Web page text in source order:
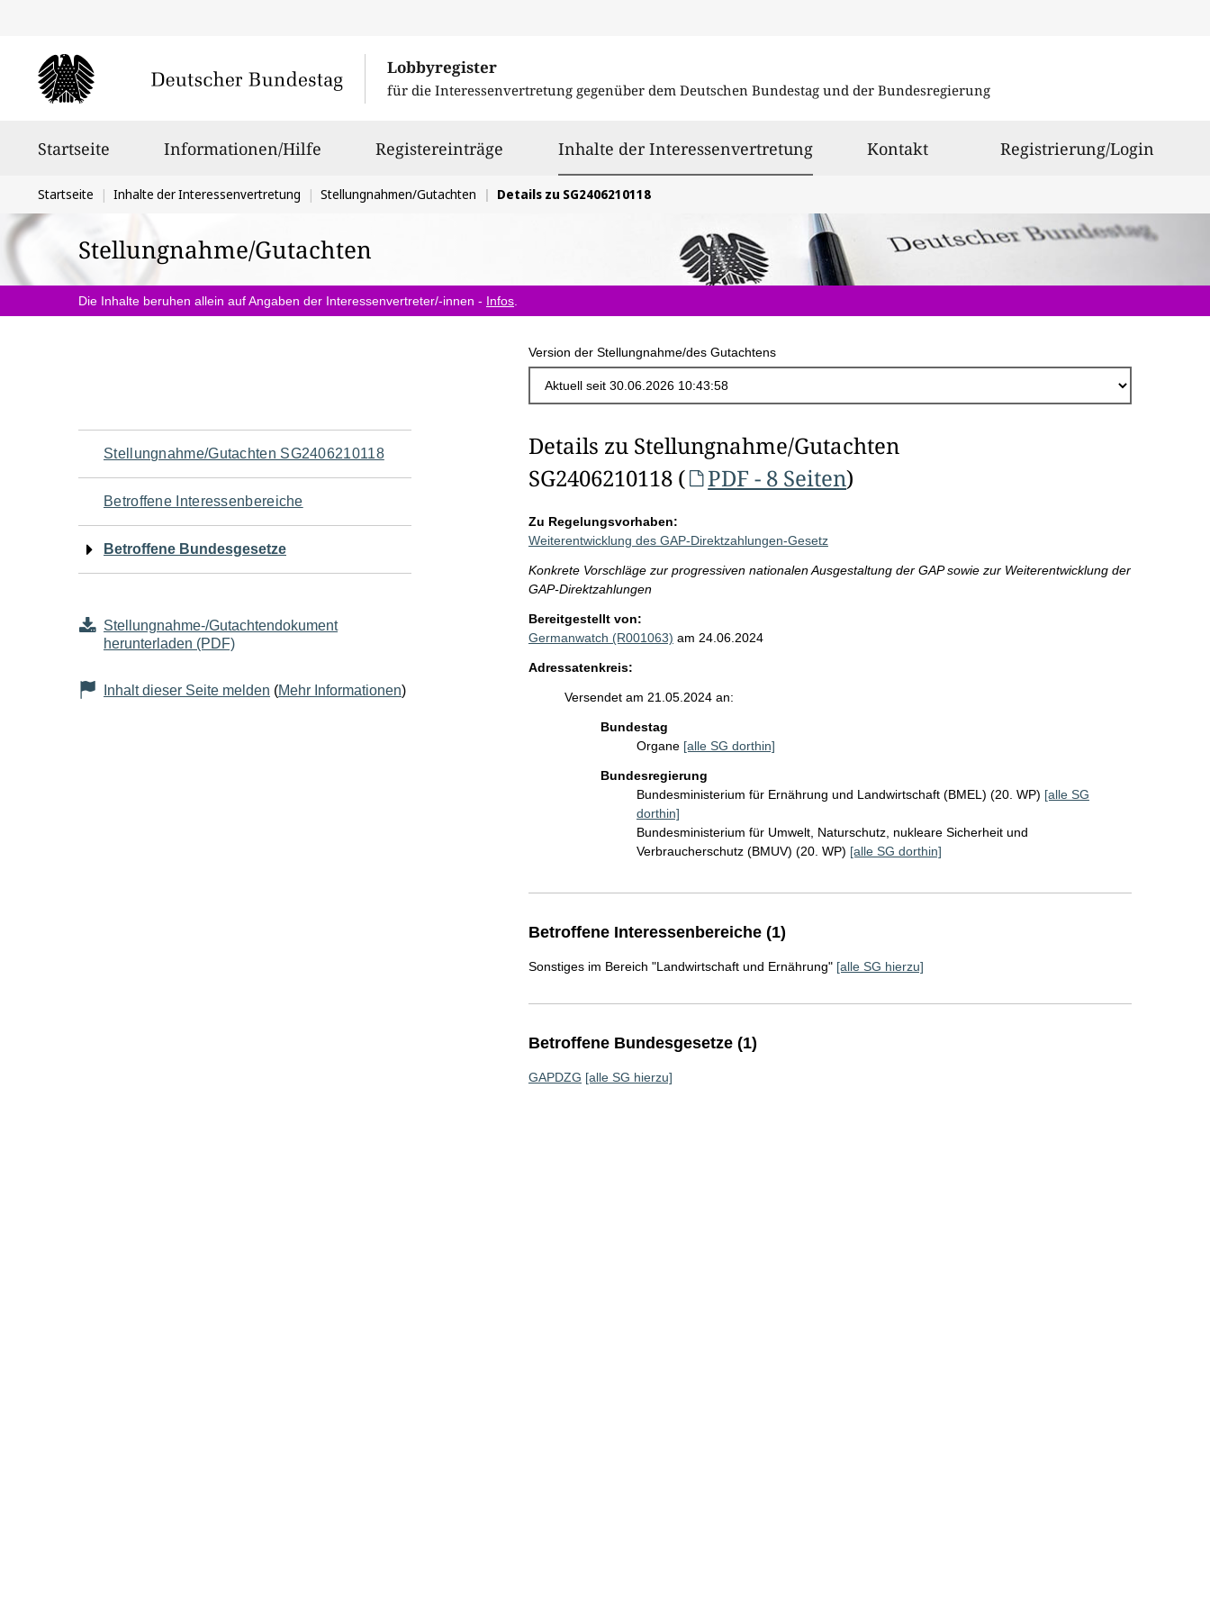
Lobbyregister
für die Interessenvertretung gegenüber dem Deutschen Bundestag und der Bundesregierung
Startseite Informationen/Hilfe Registereinträge Inhalte der Interessenvertretungausgewählt
Kontakt Registrierung/Login
Sie
befinden
sich
hier:
Startseite Inhalte der Interessenvertretung Stellungnahmen/Gutachten Details zu SG2406210118
Stellungnahme/Gutachten
Die Inhalte beruhen allein auf Angaben der Interessenvertreter/-innen - Infos
Version der Stellungnahme/des Gutachtens
Navigation
für
den
Seiteninhalt
Stellungnahme/Gutachten SG2406210118
Betroffene Interessenbereiche
Betroffene Bundesgesetze
Stellungnahme-/Gutachtendokument
herunterladen (PDF)
Inhalt dieser Seite melden (Mehr Informationen)
Details zu Stellungnahme/Gutachten
SG2406210118 (
PDF - 8 Seiten)
Zu Regelungsvorhaben:
Weiterentwicklung des GAP-Direktzahlungen-Gesetz
Konkrete Vorschläge zur progressiven nationalen Ausgestaltung der GAP sowie zur Weiterentwicklung der
GAP-Direktzahlungen
Bereitgestellt von:
Germanwatch (R001063) am 24.06.2024
Adressatenkreis:
Versendet am 21.05.2024 an:
Bundestag
Organe [alle SG dorthin]
Bundesregierung
Bundesministerium für Ernährung und Landwirtschaft (BMEL) (20. WP) [alle SG
dorthin]
Bundesministerium für Umwelt, Naturschutz, nukleare Sicherheit und
Verbraucherschutz (BMUV) (20. WP) [alle SG dorthin]
Betroffene Interessenbereiche (1)
Sonstiges im Bereich "Landwirtschaft und Ernährung" [alle SG hierzu]
Betroffene Bundesgesetze (1)
GAPDZG [alle SG hierzu]